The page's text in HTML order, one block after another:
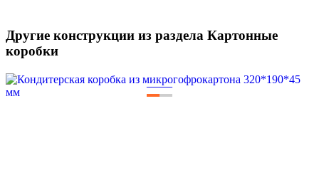
Другие конструкции из раздела Картонные
коробки
——